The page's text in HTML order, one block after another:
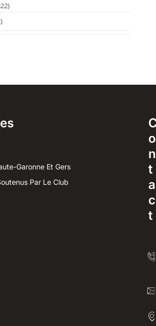
Garonne Et Gers
Par Le Club
o
n
t
a
c
t